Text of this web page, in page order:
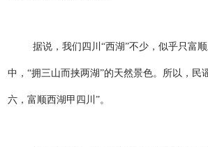
据说，我们四川“西湖”不少，似乎只富
中，“拥三山而挟两湖”的天然景色。所以，民
六，富顺西湖甲四川”。